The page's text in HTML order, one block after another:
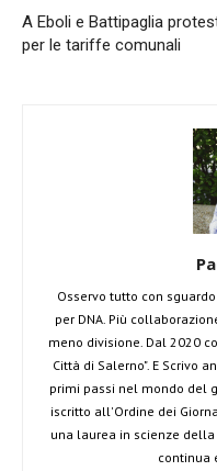
A Eboli e Battipaglia
per le tariffe comunali
Osservo tutto con
per DNA. Più
meno divisione. Dal 2020
Città di Salerno". E Scrivo
primi passi nel mondo del
iscritto all'Ordine dei
una laurea in scienze
continua